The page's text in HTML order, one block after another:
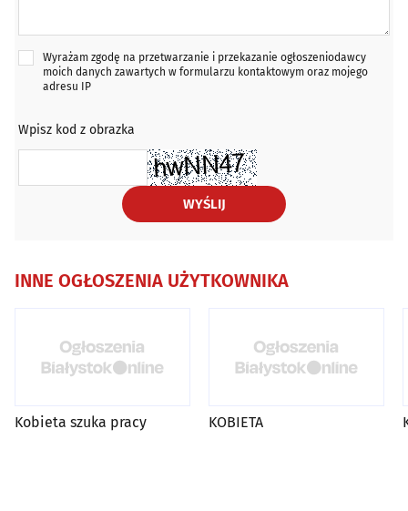
Wyrażam zgodę na przetwarzanie i przekazanie ogłoszeniodawcy
moich danych zawartych w formularzu kontaktowym oraz mojego
adresu IP
Wpisz kod z obrazka
WYŚLIJ
INNE OGŁOSZENIA UŻYTKOWNIKA
Kobieta szuka pracy KOBIETA